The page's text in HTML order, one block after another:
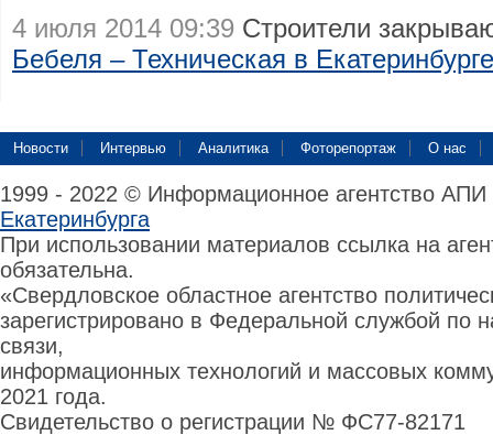
4 июля 2014 09:39 Строители
Бебеля – Техническая в Екатеринбурге
Новости Интервью Аналитика Фоторепортаж О нас
1999 - 2022 © Информационное агентство
Екатеринбурга
При использовании материалов ссылка на
обязательна.
«Свердловское областное агентство
зарегистрировано в Федеральной службой по
связи,
информационных технологий и массовых
2021 года.
Свидетельство о регистрации № ФС77-82171